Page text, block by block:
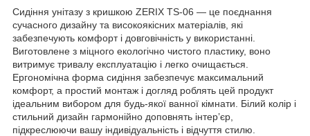
Сидіння унітазу з кришкою ZERIX TS-06 — це поєднання
сучасного дизайну та високоякісних матеріалів, які
забезпечують комфорт і довговічність у використанні.
Виготовлене з міцного екологічно чистого пластику, воно
витримує тривалу експлуатацію і легко очищається.
Ергономічна форма сидіння забезпечує максимальний
комфорт, а простий монтаж і догляд роблять цей продукт
ідеальним вибором для будь-якої ванної кімнати. Білий колір і
стильний дизайн гармонійно доповнять інтер’єр,
підкреслюючи вашу індивідуальність і відчуття стилю.